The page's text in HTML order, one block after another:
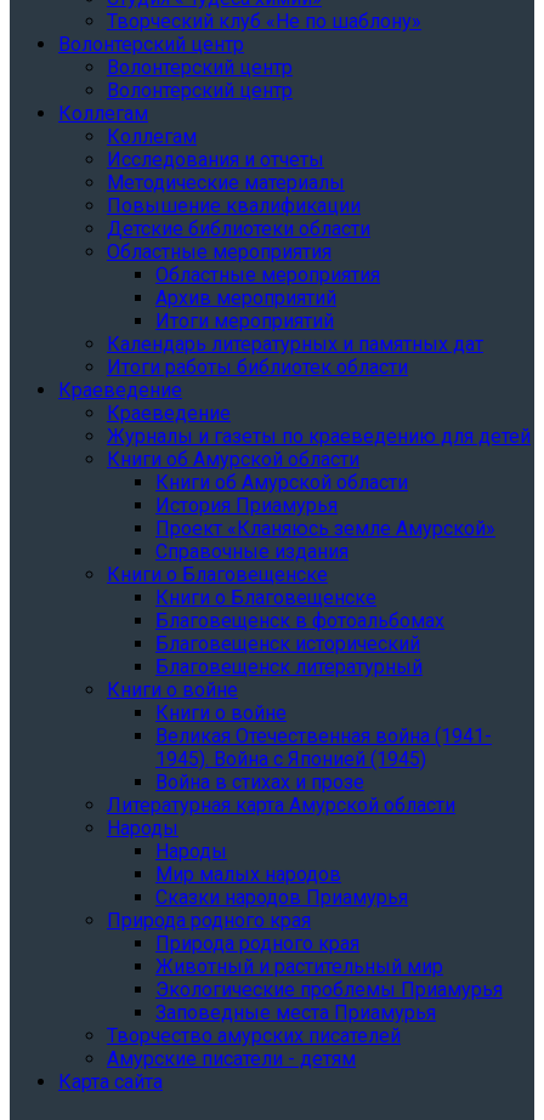
Творческий клуб «Не по шаблону»
Волонтерский центр
Волонтерский центр
Волонтерский центр
Коллегам
Коллегам
Исследования и отчеты
Методические материалы
Повышение квалификации
Детские библиотеки области
Областные мероприятия
Областные мероприятия
Архив мероприятий
Итоги мероприятий
Календарь литературных и памятных дат
Итоги работы библиотек области
Краеведение
Краеведение
Журналы и газеты по краеведению для детей
Книги об Амурской области
Книги об Амурской области
История Приамурья
Проект «Кланяюсь земле Амурской»
Справочные издания
Книги о Благовещенске
Книги о Благовещенске
Благовещенск в фотоальбомах
Благовещенск исторический
Благовещенск литературный
Книги о войне
Книги о войне
Великая Отечественная война (1941-
1945). Война с Японией (1945)
Война в стихах и прозе
Литературная карта Амурской области
Народы
Народы
Мир малых народов
Сказки народов Приамурья
Природа родного края
Природа родного края
Животный и растительный мир
Экологические проблемы Приамурья
Заповедные места Приамурья
Творчество амурских писателей
Амурские писатели - детям
Карта сайта